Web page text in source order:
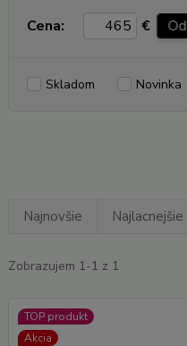
Cena: € Od
Skladom Novinka
Najnovšie Najlacnejšie
Zobrazujem 1-1 z 1
TOP produkt
Akcia